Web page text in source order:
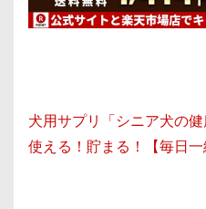
犬用サプリ「シニア犬の
使える！貯まる！【毎日